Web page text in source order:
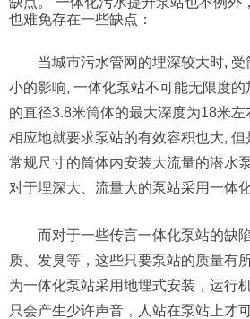
也难免存在一些缺点：
当城市污水管网的埋深较大时,
小的影响, 一体化泵站不可能无限度
的直径3.8米筒体的最大深度为18米
相应地就要求泵站的有效容积也大,
常规尺寸的筒体内安装大流量的潜水
对于埋深大、流量大的泵站采用一体
而对于一些传言一体化泵站的缺
质、发臭等，这些只要泵站的质量有
为一体化泵站采用地埋式安装，运行
只会产生少许声音，人站在泵站上才